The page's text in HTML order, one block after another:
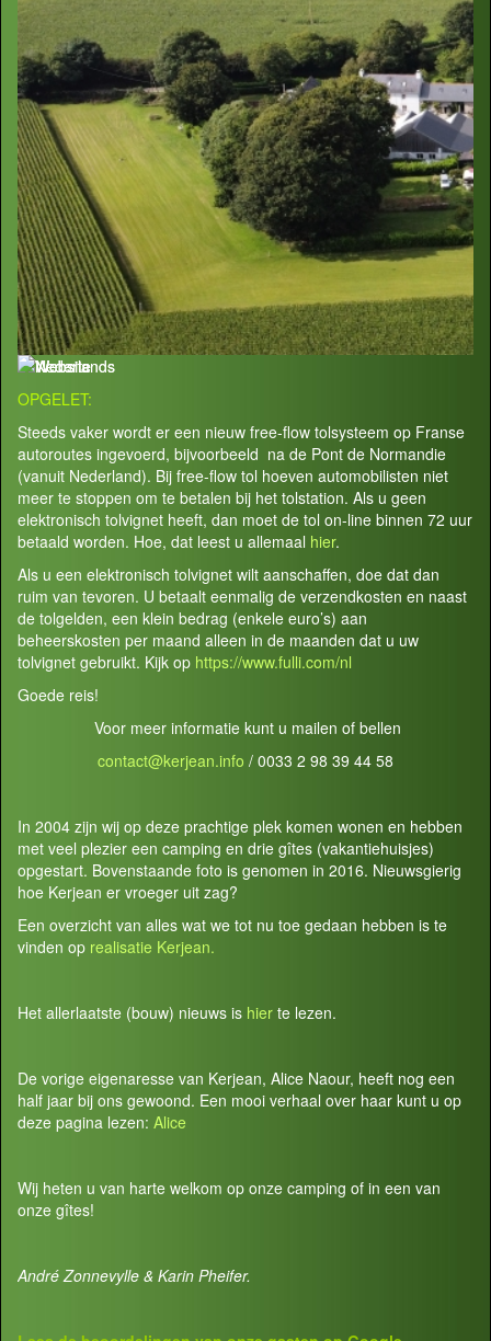
OPGELET:
Steeds vaker wordt er een nieuw free-flow tolsysteem op Franse
autoroutes ingevoerd, bijvoorbeeld na de Pont de Normandie
(vanuit Nederland). Bij free-flow tol hoeven automobilisten niet
meer te stoppen om te betalen bij het tolstation. Als u geen
elektronisch tolvignet heeft, dan moet de tol on-line binnen 72 uur
betaald worden. Hoe, dat leest u allemaal hier.
Als u een elektronisch tolvignet wilt aanschaffen, doe dat dan
ruim van tevoren. U betaalt eenmalig de verzendkosten en naast
de tolgelden, een klein bedrag (enkele euro’s) aan
beheerskosten per maand alleen in de maanden dat u uw
tolvignet gebruikt. Kijk op https://www.fulli.com/nl
Goede reis!
Voor meer informatie kunt u mailen of bellen
contact@kerjean.info / 0033 2 98 39 44 58
In 2004 zijn wij op deze prachtige plek komen wonen en hebben
met veel plezier een camping en drie gîtes (vakantiehuisjes)
opgestart. Bovenstaande foto is genomen in 2016. Nieuwsgierig
hoe Kerjean er vroeger uit zag?
Een overzicht van alles wat we tot nu toe gedaan hebben is te
vinden op realisatie Kerjean.
Het allerlaatste (bouw) nieuws is hier te lezen.
De vorige eigenaresse van Kerjean, Alice Naour, heeft nog een
half jaar bij ons gewoond. Een mooi verhaal over haar kunt u op
deze pagina lezen: Alice
Wij heten u van harte welkom op onze camping of in een van
onze gîtes!
André Zonnevylle & Karin Pheifer.